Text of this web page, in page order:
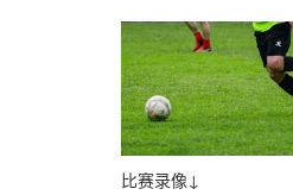
比赛录像↓